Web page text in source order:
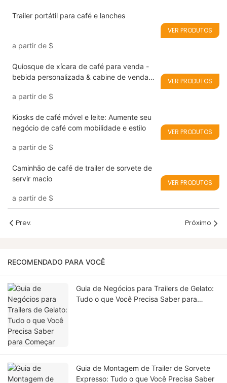
Trailer portátil para café e lanches
a partir de $
VER PRODUTOS
Quiosque de xícara de café para venda -
bebida personalizada & cabine de venda
a partir de $
VER PRODUTOS
Kiosks de café móvel e leite: Aumente seu
negócio de café com mobilidade e estilo
a partir de $
VER PRODUTOS
Caminhão de café de trailer de sorvete de
servir macio
a partir de $
VER PRODUTOS
Prev. Próximo
RECOMENDADO PARA VOCÊ
Guia de Negócios para Trailers de Gelato:
Tudo o que Você Precisa Saber para
Guia de Montagem de Trailer de Sorvete
Expresso: Tudo o que Você Precisa Saber